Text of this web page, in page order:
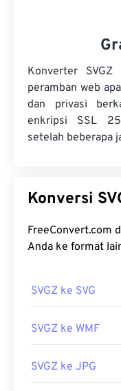
Konverter
peramban web
dan privasi
enkripsi SSL
setelah beberapa
FreeConvert.com
Anda ke format
SVGZ ke SVG
SVGZ ke WMF
SVGZ ke JPG